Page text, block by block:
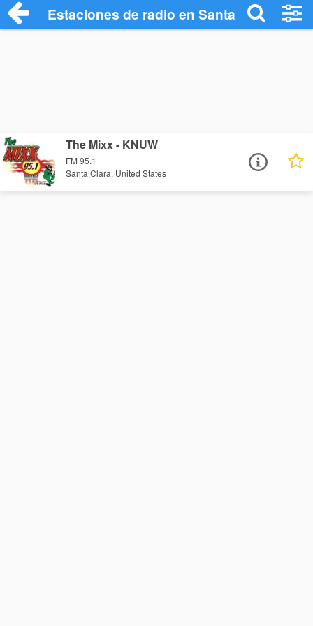
Estaciones de radio en Santa Clara -
The Mixx - KNUW
FM 95.1
Santa Clara, United States